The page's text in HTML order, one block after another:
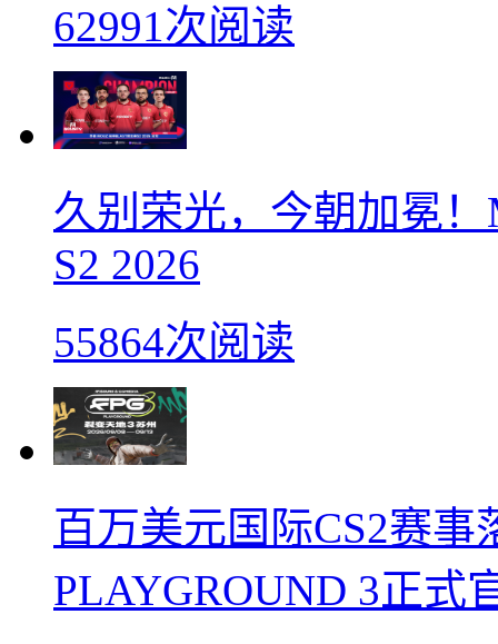
62991次阅读
久别荣光，今朝加冕
S2 2026
55864次阅读
百万美元国际CS2赛事
PLAYGROUND 3正式